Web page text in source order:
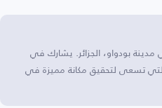
بودواو، الجزائر. يشارك في
التي تسعى لتحقيق مكانة مميزة في